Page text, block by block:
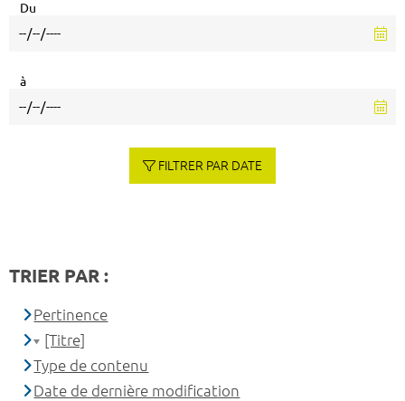
Du
à
FILTRER PAR DATE
TRIER PAR :
Pertinence
[Titre]
Type de contenu
Date de dernière modification